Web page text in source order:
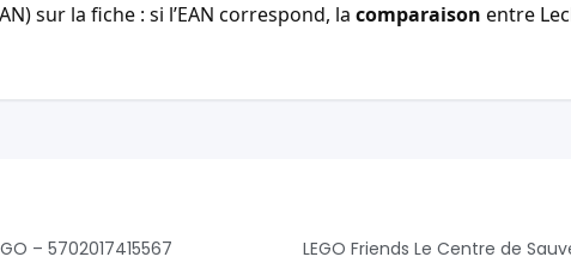
sur la fiche : si l’EAN correspond, la comparaison entre
– 5702017415567 LEGO Friends Le Centre de